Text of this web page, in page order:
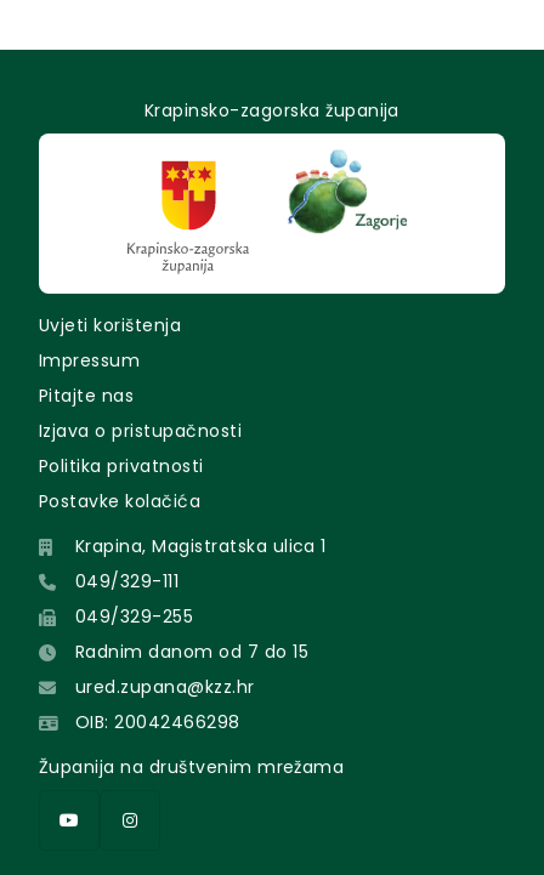
Krapinsko-zagorska županija
Uvjeti korištenja
Impressum
Pitajte nas
Izjava o pristupačnosti
Politika privatnosti
Postavke kolačića
Krapina, Magistratska ulica 1
049/329-111
049/329-255
Radnim danom od 7 do 15
ured.zupana@kzz.hr
OIB: 20042466298
Županija na društvenim mrežama